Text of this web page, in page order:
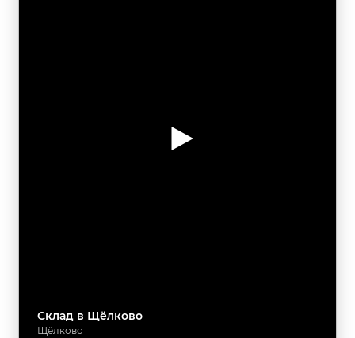
Склад в Щёлково
Щёлково